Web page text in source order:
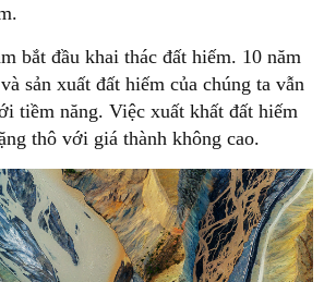
bắt đầu khai thác đất hiếm. 10 năm
sản xuất đất hiếm của chúng ta vẫn
tiềm năng. Việc xuất khất đất hiếm
thô với giá thành không cao.